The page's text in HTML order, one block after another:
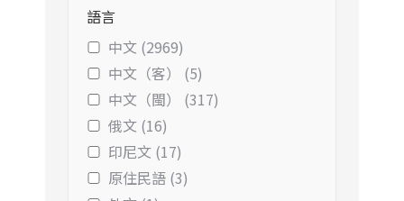
語言
中文 (2969)
中文（客） (5)
中文（閩） (317)
俄文 (16)
印尼文 (17)
原住民語 (3)